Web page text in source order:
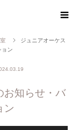
ジュニアオーケス
ョン
お知らせ・バ
ン